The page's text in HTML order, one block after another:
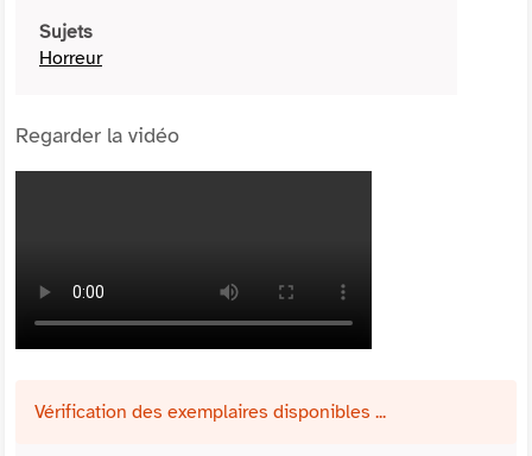
Sujets
Horreur
Regarder la vidéo
Vérification des exemplaires disponibles ...